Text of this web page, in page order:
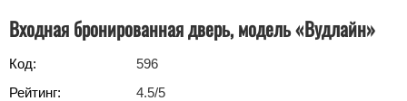
Входная бронированная дверь, модель «Вудлайн»
Код:
596
Рейтинг:
4.5/5